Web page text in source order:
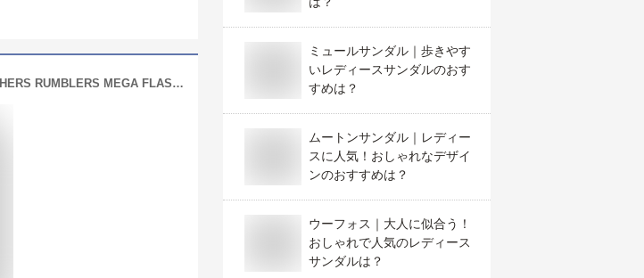
【あす楽対応】スケッチャーズ ランブラーズ メガフラッシュ SKECHERS RUMBLERS MEGA FLASH レディース サンダル ブラックシルバー ホワイトシルバー BKSL WSL 32925
ミュールサンダル｜歩きやす
いレディースサンダルのおす
すめは？
ムートンサンダル｜レディー
スに人気！おしゃれなデザイ
ンのおすすめは？
ウーフォス｜大人に似合う！
おしゃれで人気のレディース
サンダルは？